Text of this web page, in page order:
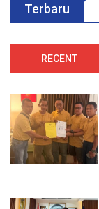
Terbaru
RECENT